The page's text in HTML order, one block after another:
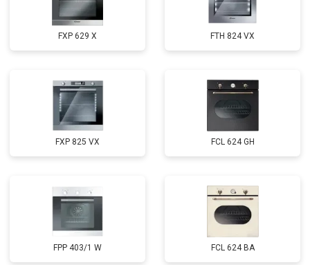
FXP 629 X FTH 824 VX
FXP 825 VX FCL 624 GH
FPP 403/1 W FCL 624 BA